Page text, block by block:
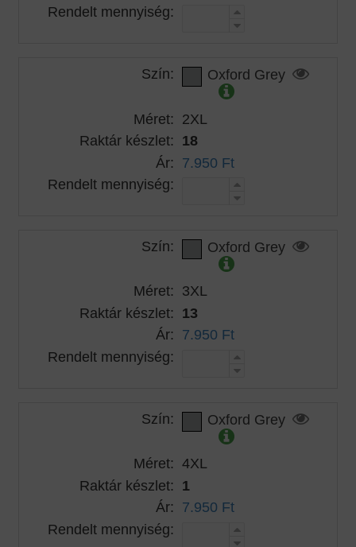
Rendelt mennyiség:
Szín: Oxford Grey
Méret: 2XL
Raktár készlet: 18
Ár: 7.950 Ft
Rendelt mennyiség:
Szín: Oxford Grey
Méret: 3XL
Raktár készlet: 13
Ár: 7.950 Ft
Rendelt mennyiség:
Szín: Oxford Grey
Méret: 4XL
Raktár készlet: 1
Ár: 7.950 Ft
Rendelt mennyiség: